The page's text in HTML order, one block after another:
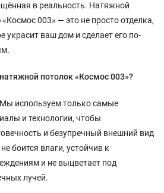
в реальность. Натяжной
003» — это не просто отделка,
украсит ваш дом и сделает его по-
потолок «Космос 003»?
Мы используем только самые
и технологии, чтобы
и безупречный внешний вид
боится влаги, устойчив к
и не выцветает под
лучей.